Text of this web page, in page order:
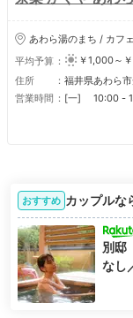
あわら湯のまち / カフ
平均予算
￥1,000～
住所
福井県あわら
営業時間
[一] 10:00 -
[五] 10:00 -
おすすめ カップルな
別邸
なし